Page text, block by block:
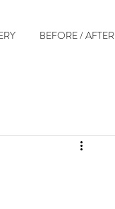
BEFORE / AFTER